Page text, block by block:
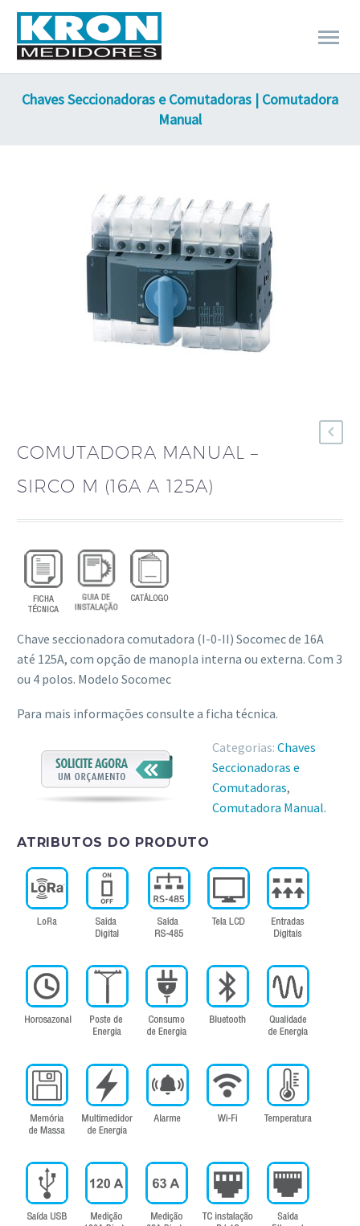
Chaves Seccionadoras e Comutadoras | Comutadora
Manual
COMUTADORA MANUAL –
SIRCO M (16A A 125A)
Chave seccionadora comutadora (I-0-II) Socomec de 16A
até 125A, com opção de manopla interna ou externa. Com 3
ou 4 polos. Modelo Socomec
Para mais informações consulte a ficha técnica.
Categorias: Chaves
Seccionadoras e
Comutadoras,
Comutadora Manual.
ATRIBUTOS DO PRODUTO